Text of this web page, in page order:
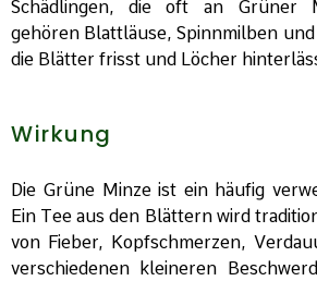
Schädlingen, die oft an Grüner
gehören Blattläuse, Spinnmilben
die Blätter frisst und Löcher
Wirkung
Die Grüne Minze ist ein häufig
Ein Tee aus den Blättern wird
von Fieber, Kopfschmerzen,
verschiedenen kleineren